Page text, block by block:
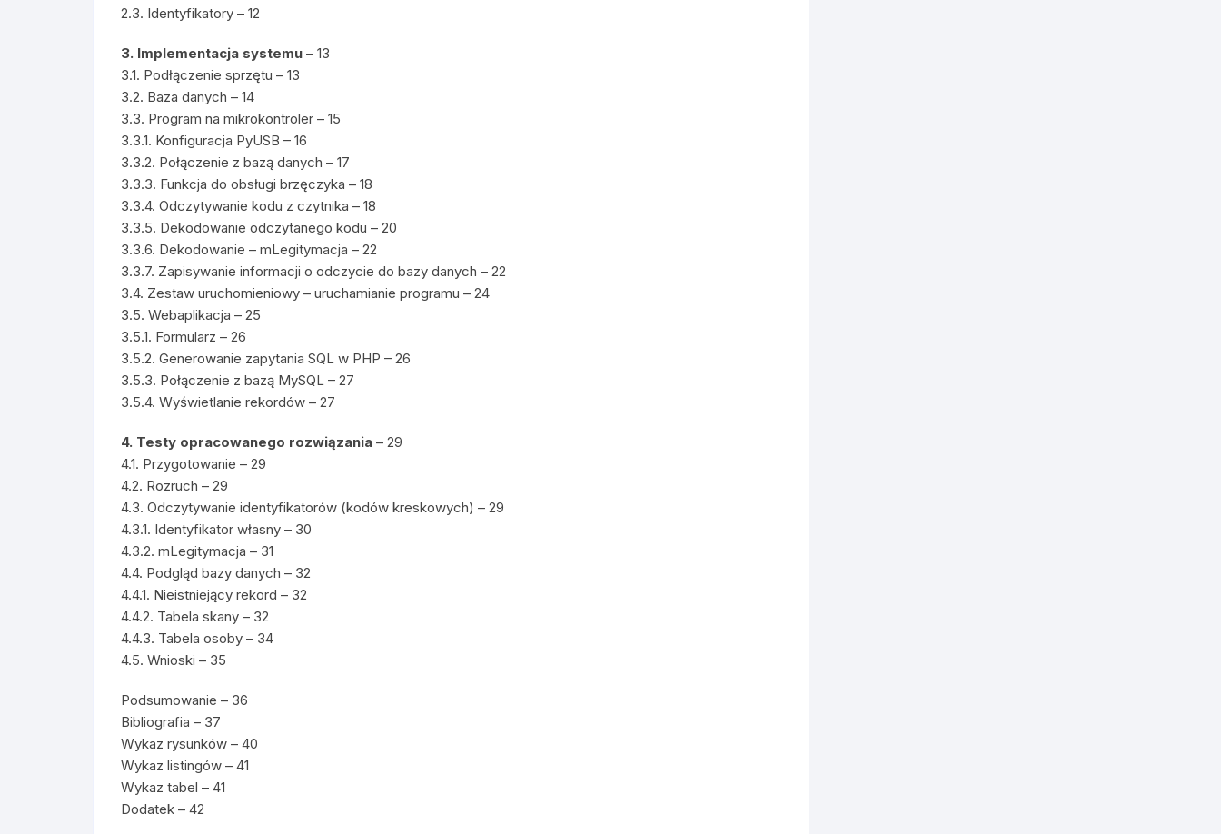
2.3. Identyfikatory – 12
3. Implementacja systemu – 13
3.1. Podłączenie sprzętu – 13
3.2. Baza danych – 14
3.3. Program na mikrokontroler – 15
3.3.1. Konfiguracja PyUSB – 16
3.3.2. Połączenie z bazą danych – 17
3.3.3. Funkcja do obsługi brzęczyka – 18
3.3.4. Odczytywanie kodu z czytnika – 18
3.3.5. Dekodowanie odczytanego kodu – 20
3.3.6. Dekodowanie – mLegitymacja – 22
3.3.7. Zapisywanie informacji o odczycie do bazy danych – 22
3.4. Zestaw uruchomieniowy – uruchamianie programu – 24
3.5. Webaplikacja – 25
3.5.1. Formularz – 26
3.5.2. Generowanie zapytania SQL w PHP – 26
3.5.3. Połączenie z bazą MySQL – 27
3.5.4. Wyświetlanie rekordów – 27
4. Testy opracowanego rozwiązania – 29
4.1. Przygotowanie – 29
4.2. Rozruch – 29
4.3. Odczytywanie identyfikatorów (kodów kreskowych) – 29
4.3.1. Identyfikator własny – 30
4.3.2. mLegitymacja – 31
4.4. Podgląd bazy danych – 32
4.4.1. Nieistniejący rekord – 32
4.4.2. Tabela skany – 32
4.4.3. Tabela osoby – 34
4.5. Wnioski – 35
Podsumowanie – 36
Bibliografia – 37
Wykaz rysunków – 40
Wykaz listingów – 41
Wykaz tabel – 41
Dodatek – 42